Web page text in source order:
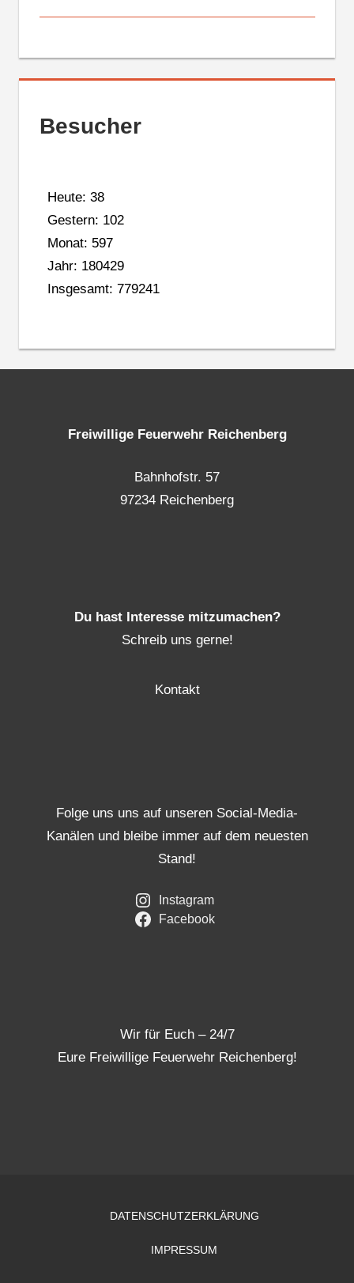
Besucher
Heute: 38
Gestern: 102
Monat: 597
Jahr: 180429
Insgesamt: 779241
Freiwillige Feuerwehr Reichenberg
Bahnhofstr. 57
97234 Reichenberg
Du hast Interesse mitzumachen?
Schreib uns gerne!
Kontakt
Folge uns uns auf unseren Social-Media-
Kanälen und bleibe immer auf dem neuesten
Stand!
Instagram
Facebook
Wir für Euch – 24/7
Eure Freiwillige Feuerwehr Reichenberg!
DATENSCHUTZERKLÄRUNG
IMPRESSUM